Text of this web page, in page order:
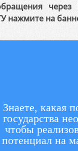
нажмите на
Знаете, какая
государства
чтобы
потенциал на